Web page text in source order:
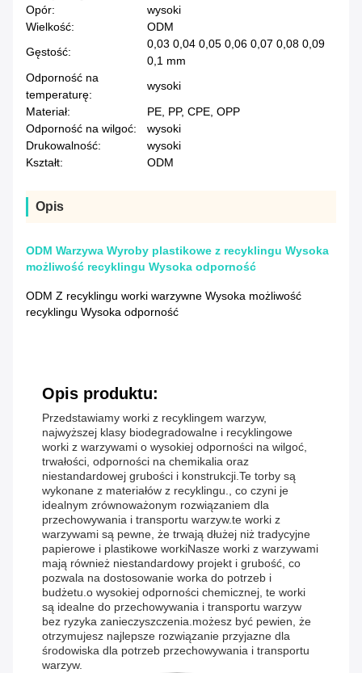
Opór:
wysoki
Wielkość:
ODM
Gęstość:
0,03 0,04 0,05 0,06 0,07 0,08 0,09
0,1 mm
Odporność na
temperaturę:
wysoki
Materiał:
PE, PP, CPE, OPP
Odporność na wilgoć:
wysoki
Drukowalność:
wysoki
Kształt:
ODM
Opis
ODM Warzywa Wyroby plastikowe z recyklingu Wysoka
możliwość recyklingu Wysoka odporność
ODM Z recyklingu worki warzywne Wysoka możliwość
recyklingu Wysoka odporność
Opis produktu:
Przedstawiamy worki z recyklingem warzyw,
najwyższej klasy biodegradowalne i recyklingowe
worki z warzywami o wysokiej odporności na wilgoć,
trwałości, odporności na chemikalia oraz
niestandardowej grubości i konstrukcji.Te torby są
wykonane z materiałów z recyklingu., co czyni je
idealnym zrównoważonym rozwiązaniem dla
przechowywania i transportu warzyw.te worki z
warzywami są pewne, że trwają dłużej niż tradycyjne
papierowe i plastikowe workiNasze worki z warzywami
mają również niestandardowy projekt i grubość, co
pozwala na dostosowanie worka do potrzeb i
budżetu.o wysokiej odporności chemicznej, te worki
są idealne do przechowywania i transportu warzyw
bez ryzyka zanieczyszczenia.możesz być pewien, że
otrzymujesz najlepsze rozwiązanie przyjazne dla
środowiska dla potrzeb przechowywania i transportu
warzyw.